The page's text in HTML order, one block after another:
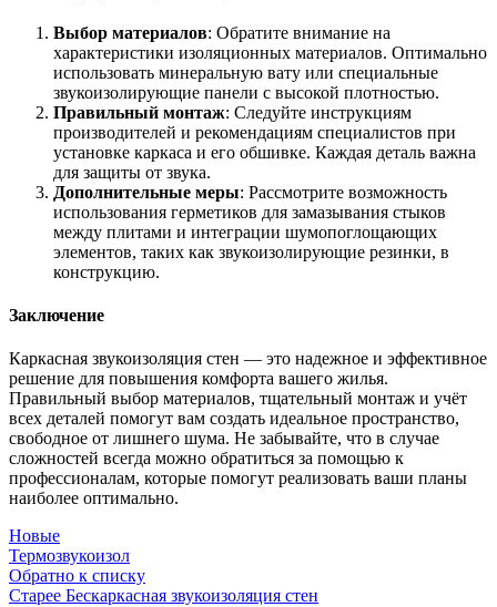
Выбор материалов: Обратите внимание на
характеристики изоляционных материалов. Оптимально
использовать минеральную вату или специальные
звукоизолирующие панели с высокой плотностью.
Правильный монтаж: Следуйте инструкциям
производителей и рекомендациям специалистов при
установке каркаса и его обшивке. Каждая деталь важна
для защиты от звука.
Дополнительные меры: Рассмотрите возможность
использования герметиков для замазывания стыков
между плитами и интеграции шумопоглощающих
элементов, таких как звукоизолирующие резинки, в
конструкцию.
Заключение
Каркасная звукоизоляция стен — это надежное и эффективное
решение для повышения комфорта вашего жилья.
Правильный выбор материалов, тщательный монтаж и учёт
всех деталей помогут вам создать идеальное пространство,
свободное от лишнего шума. Не забывайте, что в случае
сложностей всегда можно обратиться за помощью к
профессионалам, которые помогут реализовать ваши планы
наиболее оптимально.
Новые
Термозвукоизол
Обратно к списку
Старее Бескаркасная звукоизоляция стен